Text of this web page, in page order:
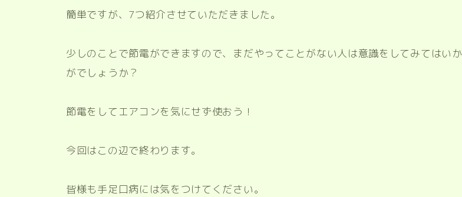
簡単ですが、7つ紹介させていただきました。
少しのことで節電ができますので、まだやってことがない人は意識をしてみてはいか
がでしょうか？
節電をしてエアコンを気にせず使おう！
今回はこの辺で終わります。
皆様も手足口病には気をつけてください。